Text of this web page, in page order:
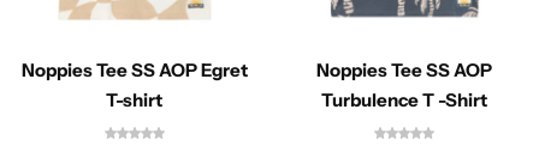
Noppies Tee SS AOP Egret
T-shirt
Noppies Tee SS AOP
Turbulence T -Shirt